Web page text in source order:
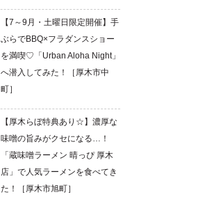
【7～9月・土曜日限定開催】手
ぶらでBBQ×フラダンスショー
を満喫♡「Urban Aloha Night」
へ潜入してみた！［厚木市中
町］
【厚木らぼ特典あり☆】濃厚な
味噌の旨みがクセになる…！
「蔵味噌ラーメン 晴っぴ 厚木
店」で人気ラーメンを食べてき
た！［厚木市旭町］